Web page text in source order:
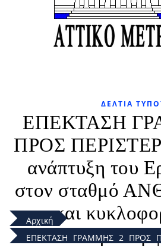
Αρχική
ΕΠΕΚΤΑΣΗ ΓΡΑΜΜΗΣ 2 ΠΡΟΣ
ΔΕΛΤΊΑ
ΕΠΕΚΤΑΣΗ
ΠΡΟΣ
ανάπτυξη του
στον σταθμό
και